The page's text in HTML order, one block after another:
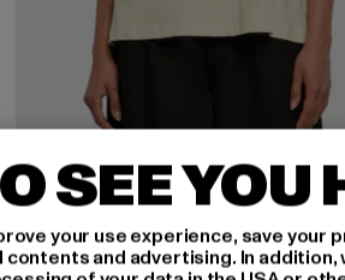
URBAN CLASSICS
Ladies Essentials Heavy Slit
14,94 EUR
Derzeitiger Preis: 14,94 EUR
22,99 EURAktionspreis:
SEE YOU
your use experience, save your
and advertising. In